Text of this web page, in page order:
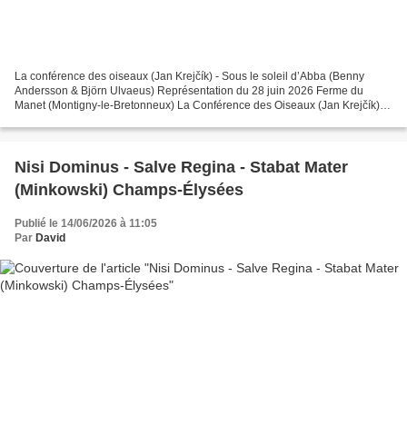
La conférence des oiseaux (Jan Krejčík) - Sous le soleil d’Abba (Benny
Andersson & Björn Ulvaeus) Représentation du 28 juin 2026 Ferme du
Manet (Montigny-le-Bretonneux) La Conférence des Oiseaux (Jan Krejčík)
Nisi Dominus - Salve Regina - Stabat Mater
(Minkowski) Champs-Élysées
Publié le 14/06/2026 à 11:05
Par David